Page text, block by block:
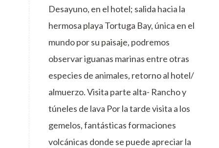
Desayuno, en el hotel; salida hacia la
hermosa playa Tortuga Bay, única en el
mundo por su paisaje, podremos
observar iguanas marinas entre otras
especies de animales, retorno al hotel/
almuerzo. Visita parte alta- Rancho y
túneles de lava Por la tarde visita a los
gemelos, fantásticas formaciones
volcánicas donde se puede apreciar la